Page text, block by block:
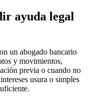
ayuda legal
un abogado bancario
y movimientos,
previa o cuando no
usura o simples